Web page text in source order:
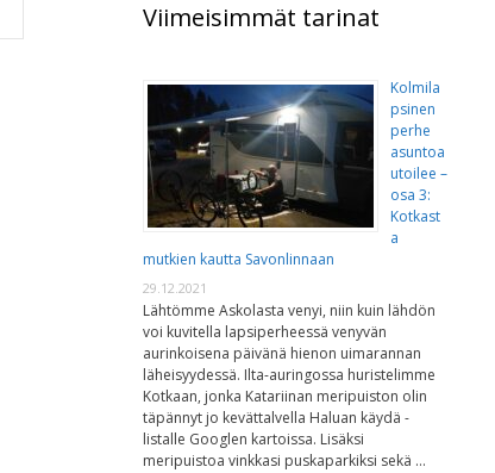
Viimeisimmät tarinat
Kolmila
psinen
perhe
asuntoa
utoilee –
osa 3:
Kotkast
a
mutkien kautta Savonlinnaan
29.12.2021
Lähtömme Askolasta venyi, niin kuin lähdön
voi kuvitella lapsiperheessä venyvän
aurinkoisena päivänä hienon uimarannan
läheisyydessä. Ilta-auringossa huristelimme
Kotkaan, jonka Katariinan meripuiston olin
täpännyt jo kevättalvella Haluan käydä -
listalle Googlen kartoissa. Lisäksi
meripuistoa vinkkasi puskaparkiksi sekä …